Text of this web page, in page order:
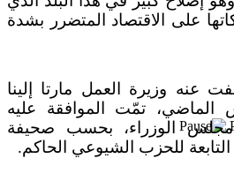
على الاقتصاد المتضرر بشدة
عنه وزيرة العمل مارتا إلينا
تمّت الموافقة عليه
مجلس الوزراء، بحسب صحيفة
التابعة للحزب الشيوعي الحاكم.